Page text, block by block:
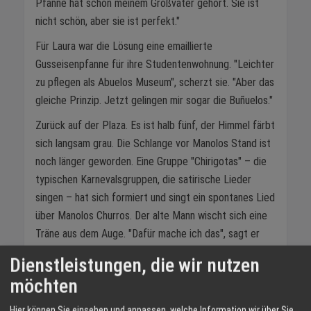
Pfanne hat schon meinem Großvater gehört. Sie ist
nicht schön, aber sie ist perfekt."
Für Laura war die Lösung eine emaillierte
Gusseisenpfanne für ihre Studentenwohnung. "Leichter
zu pflegen als Abuelos Museum", scherzt sie. "Aber das
gleiche Prinzip. Jetzt gelingen mir sogar die Buñuelos."
Zurück auf der Plaza. Es ist halb fünf, der Himmel färbt
sich langsam grau. Die Schlange vor Manolos Stand ist
noch länger geworden. Eine Gruppe "Chirigotas" – die
typischen Karnevalsgruppen, die satirische Lieder
singen – hat sich formiert und singt ein spontanes Lied
über Manolos Churros. Der alte Mann wischt sich eine
Träne aus dem Auge. "Dafür mache ich das", sagt er
Der Karneval in Cádiz ist anders als der deutsche.
Weniger organisiert, mehr chaotisch. Weniger Umzüge,
Dienstleistungen, die wir nutzen
möchten